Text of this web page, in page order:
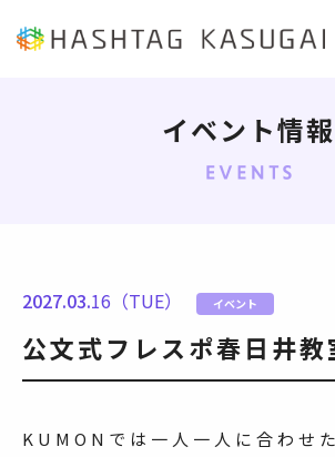
イベント情報
2027.03.16（TUE） イベント
公文式フレスポ春日井教
KUMONでは一人一人に合わせ